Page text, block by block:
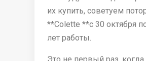
их купить, советуем
**Colette **с 30 октября
лет работы.